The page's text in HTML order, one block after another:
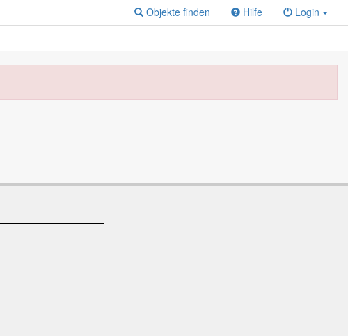
Objekte finden Hilfe
Login